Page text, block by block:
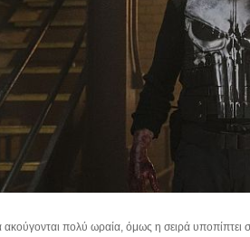
πολύ ωραία, όμως η σειρά υποπίπτει